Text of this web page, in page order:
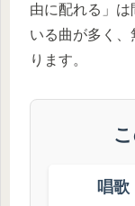
由に配れる」
いる曲が多く
ります。
唱歌